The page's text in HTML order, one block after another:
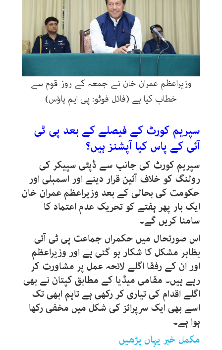
وزیراعظم عمران خان نے جمعہ کے روز قوم سے
خطاب کیا ہے (فائل فوٹو: پی ایم ہاؤس)
سپریم کورٹ کے فیصلے کے بعد پی ٹی
آئی کے پاس کیا آپشنز ہیں؟
سپریم کورٹ کی جانب سے ڈپٹی سپیکر کی
رولنگ کو خلاف آئین قرار دینے اور اسمبلی اور
حکومت کی بحالی کے بعد وزیراعظم عمران خان
ایک بار پھر ہفتے کو تحریک عدم اعتماد کا
سامنا کریں گے۔
اس صورتحال میں حکمراں جماعت پی ٹی آئی
بظاہر مشکل کا شکار ہو گئی ہے اور وزیراعظم
اور ان کے رفقا اگلے لائحہ عمل پر مشاورت کر
رہے ہیں۔ مقامی میڈیا کے مطابق کپتان نے بھی
اگلے اقدام کی تیاری کر رکھی ہے تاہم ابھی تک
اسے بھی ایک سرپرائز کی شکل میں مخفی رکھا
ہوا ہے۔
مکمل خبر یہاں پڑھیں